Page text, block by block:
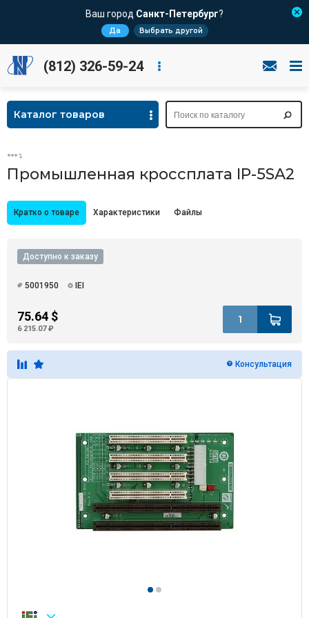
Ваш город Санкт-Петербург?
Да Выбрать другой
(812) 326-59-24
Каталог товаров
Промышленная кроссплата IP-5SA2
Кратко о товаре Характеристики Файлы
Доступно к заказу
5001950 IEI
75.64 $
6 215.07 ₽
Консультация